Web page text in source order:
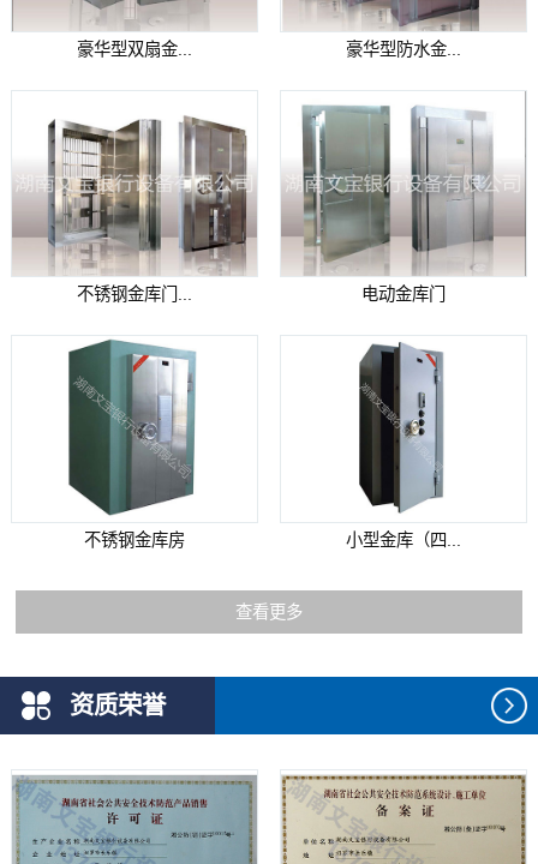
豪华型双扇金... 豪华型防水金...
不锈钢金库门... 电动金库门
不锈钢金库房 小型金库（四...
查看更多
资质荣誉